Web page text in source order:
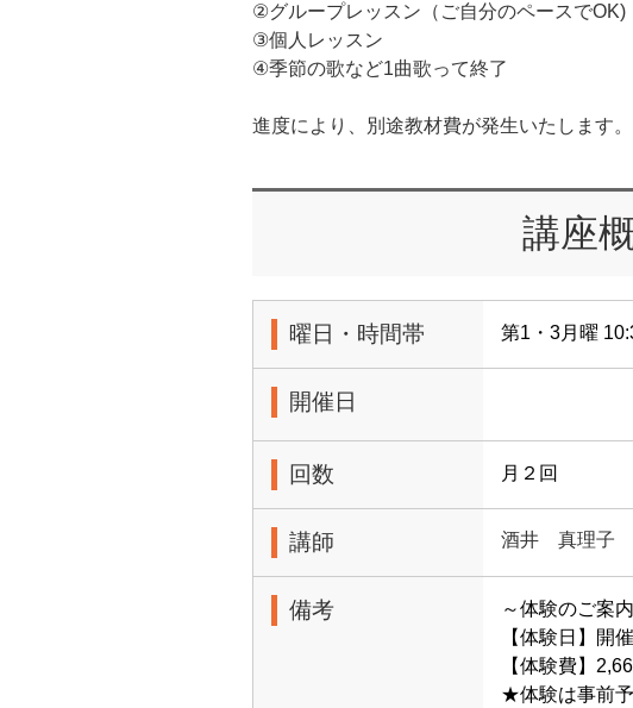
②グループレッスン（ご自分のペースでOK)
③個人レッスン
④季節の歌など1曲歌って終了
進度により、別途教材費が発生いたします。
講座
曜日・時間帯 第1・3月曜
開催日
回数 月２回
講師 酒井 真理子
備考
～体験のご案
【体験日】開
【体験費】
★体験は事前予